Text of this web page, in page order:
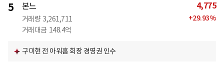
5 본느
거래량 3,261,711
거래대금 148.4억
4,775
+29.93%
구미현 전 아워홈 회장 경영권 인수